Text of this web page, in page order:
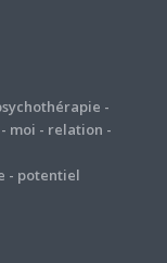
-
- moi - relation -
- potentiel